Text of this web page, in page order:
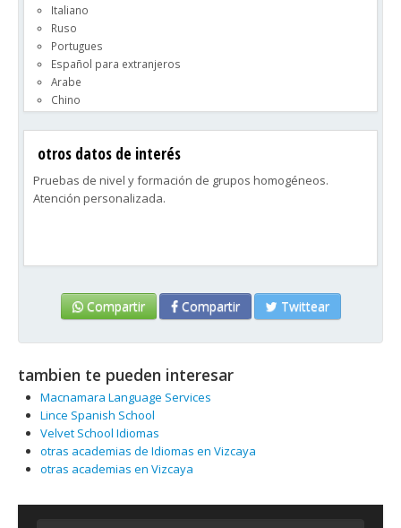
Esta es, en definitiva, la filosofía que preside desde el inicio
de su actividad en 1990, la actividad docente de T&S Idiomas.
Italiano
Ruso
Portugues
Español para extranjeros
Arabe
Chino
Euskera
Griego clasico y moderno
Holandes
Polaco
otros datos de interés
Pruebas de nivel y formación de grupos homogéneos.
Atención personalizada.
Compartir Compartir Twittear
tambien te pueden interesar
Macnamara Language Services
Lince Spanish School
Velvet School Idiomas
otras academias de Idiomas en Vizcaya
otras academias en Vizcaya